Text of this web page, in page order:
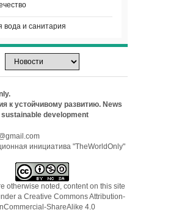
вода и санитария
к устойчивому развитию. News
development
инициатива "TheWorldOnly"
otherwise noted, content on this site
a Creative Commons Attribution-
ShareAlike 4.0